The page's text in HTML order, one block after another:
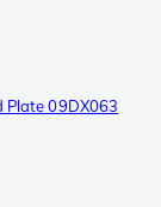
Plate 09DX063